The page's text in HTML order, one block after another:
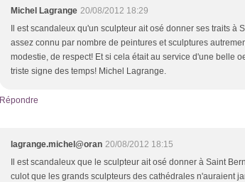
Michel Lagrange 20/08/2012 18:29
Il est scandaleux qu'un sculpteur ait osé donner ses traits à
assez connu par nombre de peintures et sculptures
modestie, de respect! Et si cela était au service d'une belle
triste signe des temps! Michel Lagrange.
Répondre
lagrange.michel@oran 20/08/2012 18:15
Il est scandaleux que le sculpteur ait osé donner à Saint
culot que les grands sculpteurs des cathédrales n'auraient